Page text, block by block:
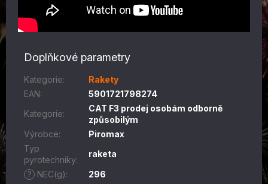
Doplňkové parametry
Kategorie:
Rakety
EAN:
5901721798274
Kategorie:
CAT F3 prodej osobám odborně
způsobilým
Výrobce:
Piromax
Typ
pyrotechniky:
raketa
?
NEC(g): 296